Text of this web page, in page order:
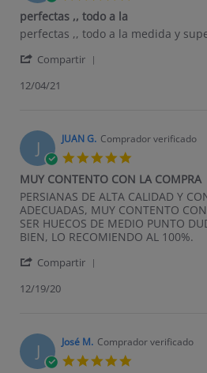
perfectas ,, todo a la
Review by felix c. on 4 Dec 2021
review stating perfectas ,, todo a la
perfectas ,, todo a la medida y
Compartir
12/04/21
J JUAN G. Comprador verificado
MUY CONTENTO CON LA COMPRA
Review by JUAN G. on 19 Dec 2020
review stating MUY CONTENTO
PERSIANAS DE ALTA CALIDAD Y
ADECUADAS, MUY CONTENTO
SER HUECOS DE MEDIO PUNTO
BIEN, LO RECOMIENDO AL 100%.
Compartir
12/19/20
J José M. Comprador verificado